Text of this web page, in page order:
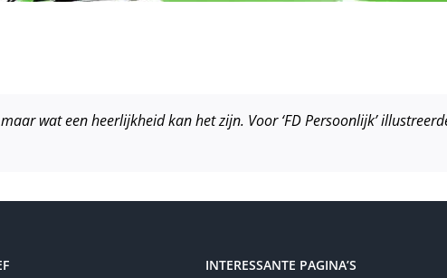
wat een heerlijkheid kan het zijn. Voor ‘FD Persoonlijk’
INTERESSANTE PAGINA’S